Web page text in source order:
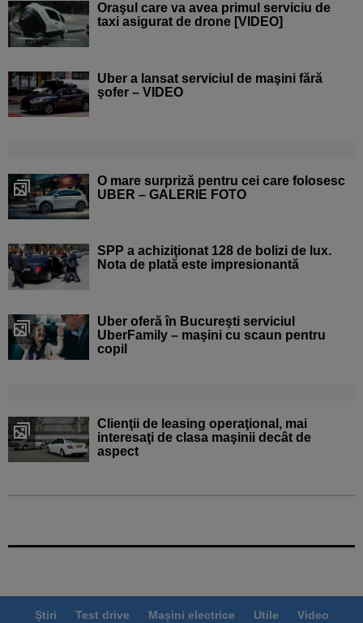
Oraşul care va avea primul serviciu de
taxi asigurat de drone [VIDEO]
Uber a lansat serviciul de maşini fără
şofer – VIDEO
O mare surpriză pentru cei care folosesc
UBER – GALERIE FOTO
SPP a achiziţionat 128 de bolizi de lux.
Nota de plată este impresionantă
Uber oferă în Bucureşti serviciul
UberFamily – maşini cu scaun pentru
copil
Clienţii de leasing operaţional, mai
interesaţi de clasa maşinii decât de
aspect
Știri Test drive Mașini electrice Utile Video